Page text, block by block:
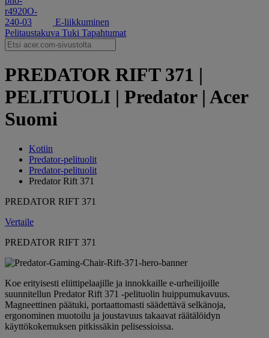
E-liikkuminen
Pelitaustakuva Tuki Tapahtumat
PREDATOR RIFT 371 |
PELITUOLI | Predator | Acer
Suomi
Kotiin
Predator-pelituolit
Predator-pelituolit
Predator Rift 371
PREDATOR RIFT 371
Vertaile
PREDATOR RIFT 371
Koe erityisesti eliittipelaajille ja innokkaille e-urheilijoille
suunnitellun Predator Rift 371 -pelituolin huippumukavuus.
Magneettinen päätuki, portaattomasti säädettävä selkänoja,
ergonominen muotoilu ja joustavuus takaavat räätälöidyn
käyttökokemuksen pitkissäkin pelisessioissa.